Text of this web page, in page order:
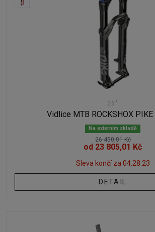
26"
Vidlice MTB ROCKSHOX
Na externím skladě
26 450,01 Kč
od 23 805,01 Kč
Sleva končí za 04:28:23
DETAIL